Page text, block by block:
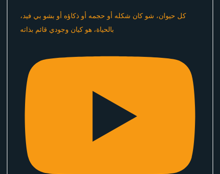
كل حيوان، شو كان شكله أو حجمه أو ذكاؤه أو بشو بي فيد،
بالحياة، هو كيان وجودي قائم بذاته